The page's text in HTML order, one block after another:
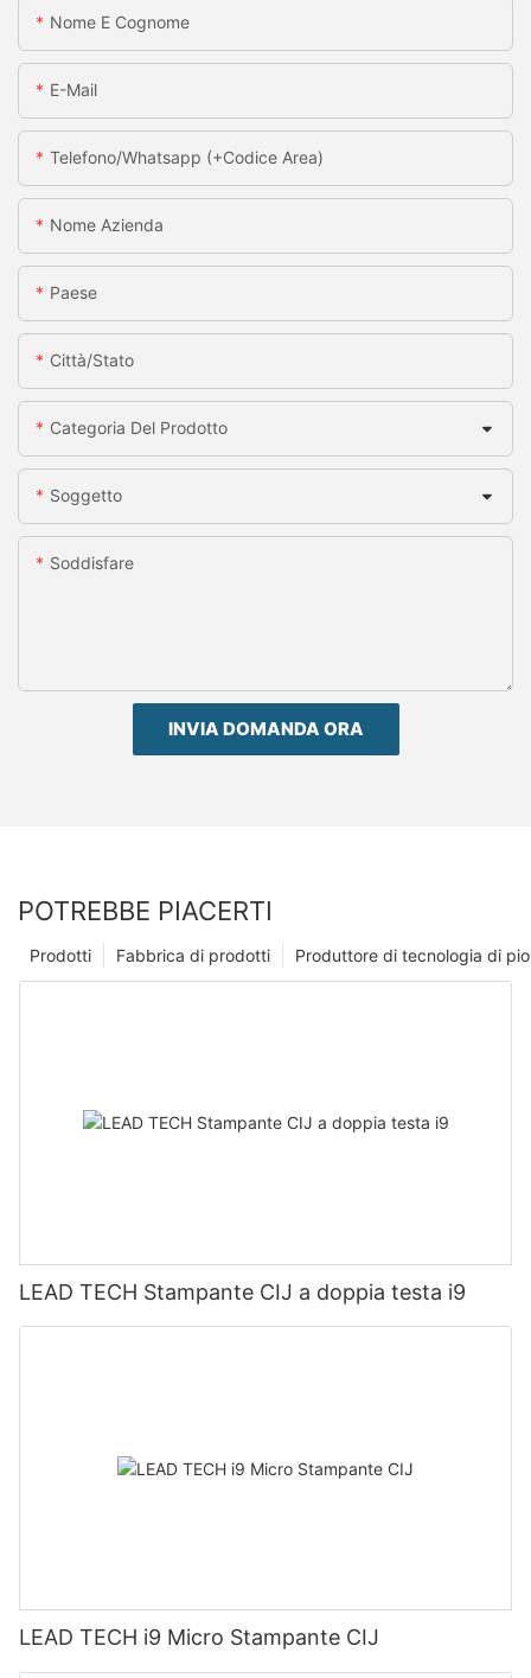
Nome E Cognome
E-Mail
Telefono/whatsapp (+codice Area)
Nome Azienda
Paese
Città/stato
Categoria Del Prodotto
Soggetto
Soddisfare
INVIA DOMANDA ORA
POTREBBE PIACERTI
Produttore di tecnologia di
Fabbrica di prodotti
Prodotti
LEAD TECH Stampante CIJ a doppia testa i9
LEAD TECH i9 Micro Stampante CIJ